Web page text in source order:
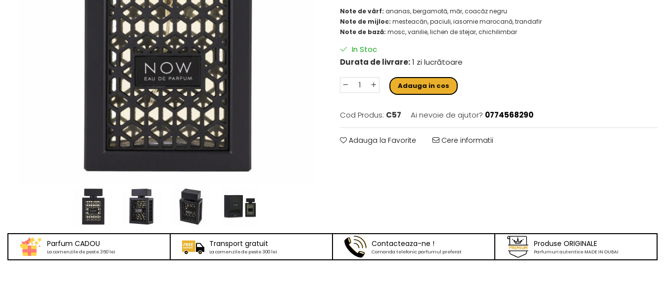
Note de vârf: ananas, bergamotă, măr, coacăz negru
Note de mijloc: mesteacăn, paciuli, iasomie marocană, trandafir
Note de bază: mosc, vanilie, lichen de stejar, chichilimbar
In Stoc
Durata de livrare:1 zi lucrătoare
Adauga in cos
Cod Produs: C57 Ai nevoie de ajutor? 0774568290
Adauga la Favorite Cere informatii
Parfum CADOU
La comenzile de peste 350 lei
Transport gratuit
La comenzile de peste 300 lei
Contacteaza-ne !
Comanda telefonic parfumul preferat
Produse ORIGINALE
Parfumuri autentice MADE IN DUBAI